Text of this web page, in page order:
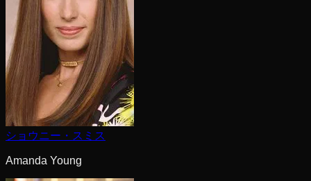
ショウニー・スミス
Amanda Young